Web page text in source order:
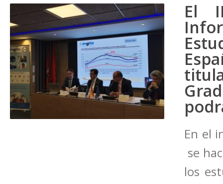
El
En el
se
los